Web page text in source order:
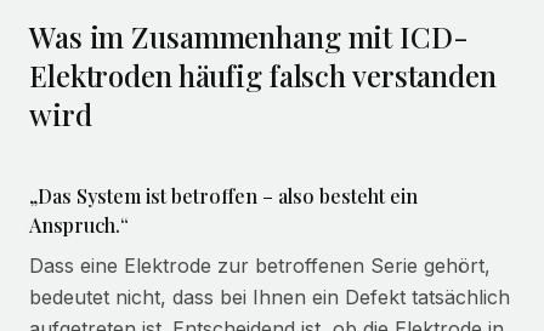
Was im Zusammenhang mit ICD-
Elektroden häufig falsch verstanden
wird
„Das System ist betroffen – also besteht ein
Anspruch.“
Dass eine Elektrode zur betroffenen Serie gehört,
bedeutet nicht, dass bei Ihnen ein Defekt tatsächlich